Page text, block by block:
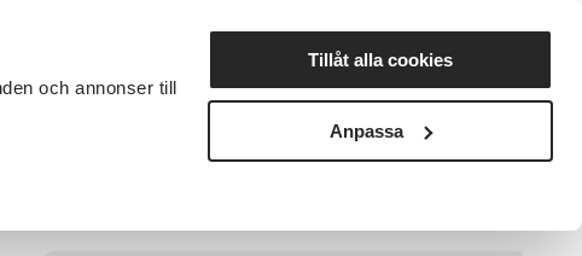
och annonser till
Tillåt alla cookies
Anpassa
Nyheter Avdelningar